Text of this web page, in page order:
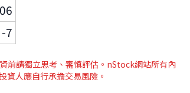
-7
前請獨立思考、審慎評估。nStock網站所有內
資人應自行承擔交易風險。